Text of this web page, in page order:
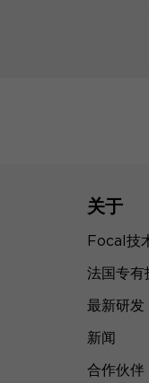
关于
Focal技
法国专有
最新研发
新闻
合作伙伴